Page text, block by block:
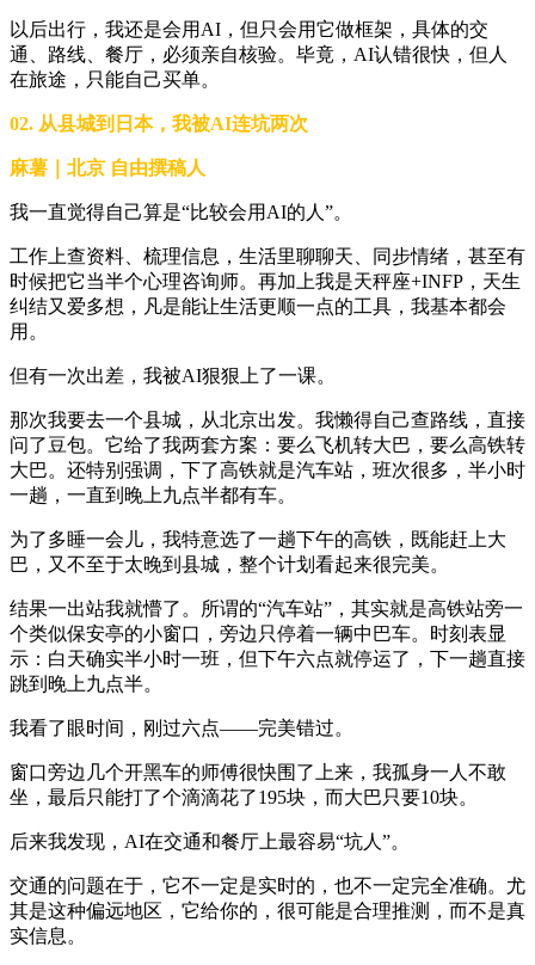
以后出行，我还是会用AI，但只会用它做框架，具体的交
通、路线、餐厅，必须亲自核验。毕竟，AI认错很快，但人
在旅途，只能自己买单。
02. 从县城到日本，我被AI连坑两次
麻薯｜北京 自由撰稿人
我一直觉得自己算是“比较会用AI的人”。
工作上查资料、梳理信息，生活里聊聊天、同步情绪，甚至有
时候把它当半个心理咨询师。再加上我是天秤座+INFP，天生
纠结又爱多想，凡是能让生活更顺一点的工具，我基本都会
用。
但有一次出差，我被AI狠狠上了一课。
那次我要去一个县城，从北京出发。我懒得自己查路线，直接
问了豆包。它给了我两套方案：要么飞机转大巴，要么高铁转
大巴。还特别强调，下了高铁就是汽车站，班次很多，半小时
一趟，一直到晚上九点半都有车。
为了多睡一会儿，我特意选了一趟下午的高铁，既能赶上大
巴，又不至于太晚到县城，整个计划看起来很完美。
结果一出站我就懵了。所谓的“汽车站”，其实就是高铁站旁一
个类似保安亭的小窗口，旁边只停着一辆中巴车。时刻表显
示：白天确实半小时一班，但下午六点就停运了，下一趟直接
跳到晚上九点半。
我看了眼时间，刚过六点——完美错过。
窗口旁边几个开黑车的师傅很快围了上来，我孤身一人不敢
坐，最后只能打了个滴滴花了195块，而大巴只要10块。
后来我发现，AI在交通和餐厅上最容易“坑人”。
交通的问题在于，它不一定是实时的，也不一定完全准确。尤
其是这种偏远地区，它给你的，很可能是合理推测，而不是真
实信息。